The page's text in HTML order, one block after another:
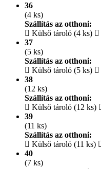
36
(4 ks)
Szállítás az otthoni:
Külső tároló (4 ks)
37
(5 ks)
Szállítás az otthoni:
Külső tároló (5 ks)
38
(12 ks)
Szállítás az otthoni:
Külső tároló (12 ks)
39
(11 ks)
Szállítás az otthoni:
Külső tároló (11 ks)
40
(7 ks)